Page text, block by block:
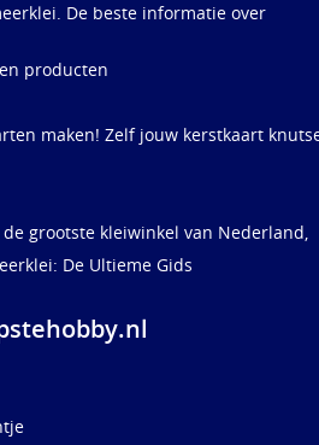
De beste informatie over
producten
maken! Zelf jouw kerstkaart
grootste kleiwinkel van Nederland,
De Ultieme Gids